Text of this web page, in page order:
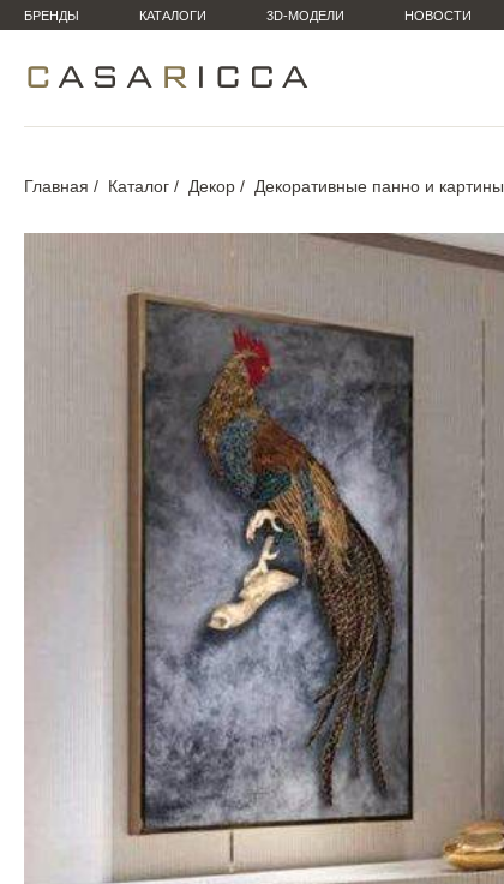
БРЕНДЫ КАТАЛОГИ 3D-МОДЕЛИ НОВОСТИ
Главная Каталог Декор Декоративные панно и картины